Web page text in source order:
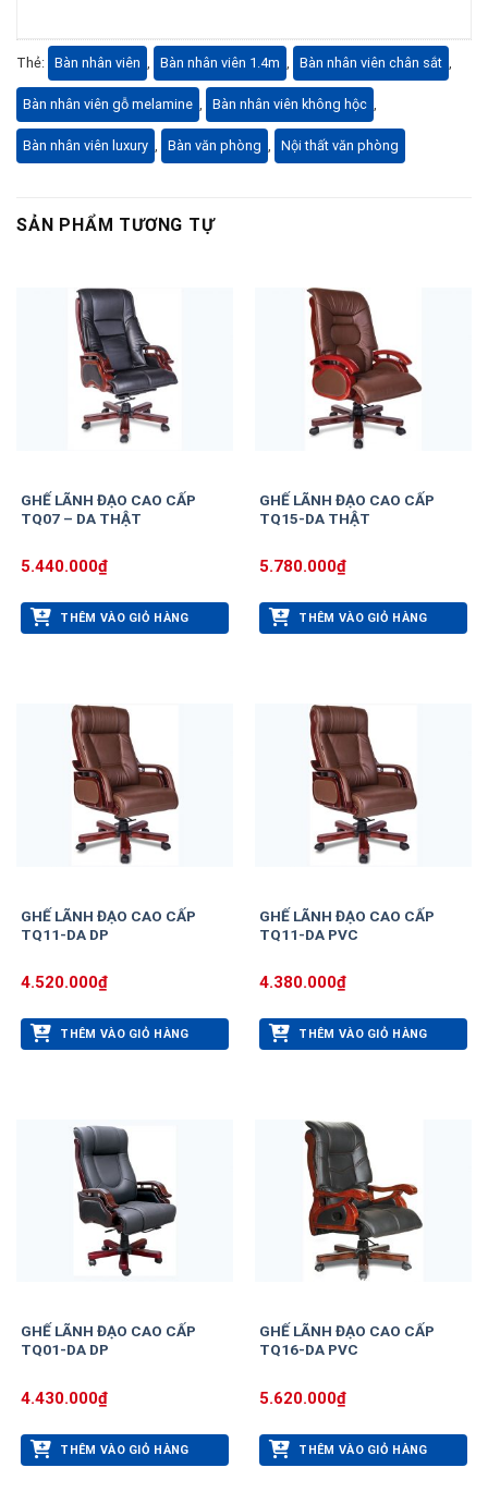
Thẻ: Bàn nhân viên Bàn nhân viên 1.4m Bàn nhân viên chân sắt
Bàn nhân viên gỗ melamine Bàn nhân viên không hộc
Bàn nhân viên luxury Bàn văn phòng Nội thất văn phòng
SẢN PHẨM TƯƠNG TỰ
GHẾ LÃNH ĐẠO CAO CẤP
TQ07 – DA THẬT
5.440.000₫
THÊM VÀO GIỎ HÀNG
GHẾ LÃNH ĐẠO CAO CẤP
TQ15-DA THẬT
5.780.000₫
THÊM VÀO GIỎ HÀNG
GHẾ LÃNH ĐẠO CAO CẤP
TQ11-DA DP
4.520.000₫
THÊM VÀO GIỎ HÀNG
GHẾ LÃNH ĐẠO CAO CẤP
TQ11-DA PVC
4.380.000₫
THÊM VÀO GIỎ HÀNG
GHẾ LÃNH ĐẠO CAO CẤP
TQ01-DA DP
4.430.000₫
THÊM VÀO GIỎ HÀNG
GHẾ LÃNH ĐẠO CAO CẤP
TQ16-DA PVC
5.620.000₫
THÊM VÀO GIỎ HÀNG